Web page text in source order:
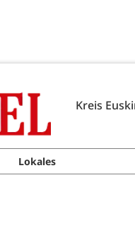
Kreis
Lokales